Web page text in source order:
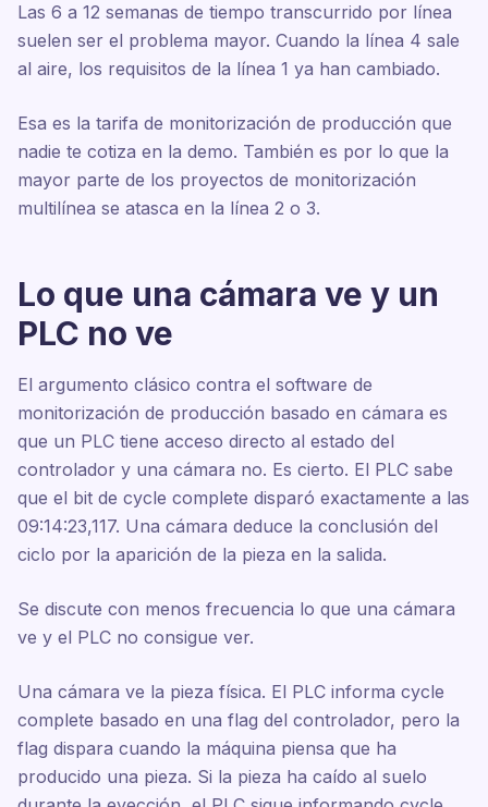
Las 6 a 12 semanas de tiempo transcurrido por línea
suelen ser el problema mayor. Cuando la línea 4 sale
al aire, los requisitos de la línea 1 ya han cambiado.
Esa es la tarifa de monitorización de producción que
nadie te cotiza en la demo. También es por lo que la
mayor parte de los proyectos de monitorización
multilínea se atasca en la línea 2 o 3.
Lo que una cámara ve y un
PLC no ve
El argumento clásico contra el software de
monitorización de producción basado en cámara es
que un PLC tiene acceso directo al estado del
controlador y una cámara no. Es cierto. El PLC sabe
que el bit de cycle complete disparó exactamente a las
09:14:23,117. Una cámara deduce la conclusión del
ciclo por la aparición de la pieza en la salida.
Se discute con menos frecuencia lo que una cámara
ve y el PLC no consigue ver.
Una cámara ve la pieza física. El PLC informa cycle
complete basado en una flag del controlador, pero la
flag dispara cuando la máquina piensa que ha
producido una pieza. Si la pieza ha caído al suelo